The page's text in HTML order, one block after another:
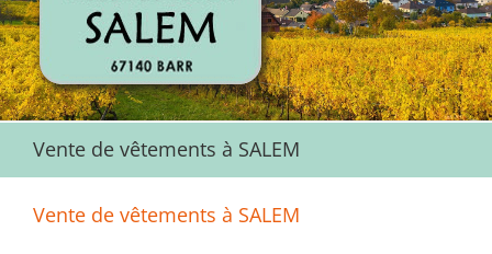
Vente de vêtements à SALEM
Vente de vêtements à SALEM